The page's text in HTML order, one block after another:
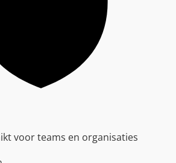
voor teams en organisaties